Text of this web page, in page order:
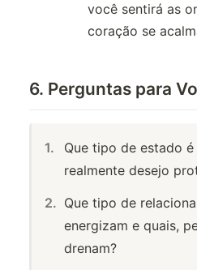
você sentirá as
coração se
6. Perguntas para
Que tipo de estado é
realmente desejo
Que tipo de
energizam e quais,
drenam?